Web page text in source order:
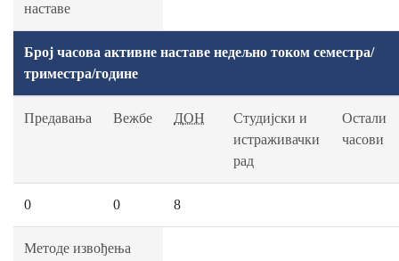
наставе
Број часова активне наставе недељно током семестра/
триместра/године
Предавања Вежбе ДОН
Студијски и
истраживачки
рад
Остали
часови
0 0 8
Методе извођења